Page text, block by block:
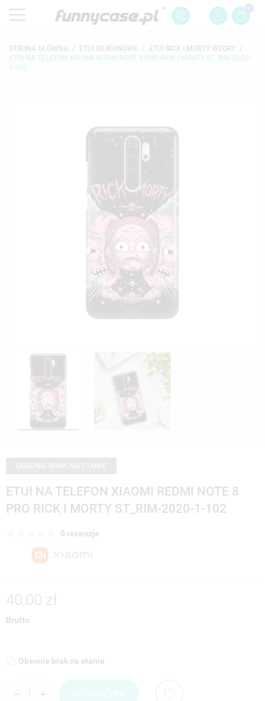
0
STRONA GŁÓWNA ETUI SILIKONOWE
ETUI RICK I MORTY WZORY
ETUI NA TELEFON XIAOMI REDMI NOTE 8 PRO RICK I MORTY ST_RIM-2020-
1-102
ETUI NA TELEFON XIAOMI REDMI NOTE 8
PRO RICK I MORTY ST_RIM-2020-1-102
0 recenzje
40,00 zł
Brutto
 Obecnie brak na stanie